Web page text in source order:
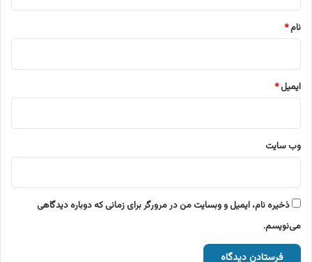
نام*
ایمیل*
وب‌ سایت
ذخیره نام، ایمیل و وبسایت من در مرورگر برای زمانی که دوباره دیدگاهی
می‌نویسم.